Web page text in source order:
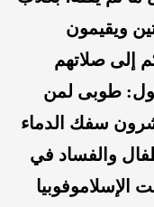
ويقيمون
إلى صلاتهم
طوبى لمن
سفك الدماء
والفساد في
الإسلاموفوبيا